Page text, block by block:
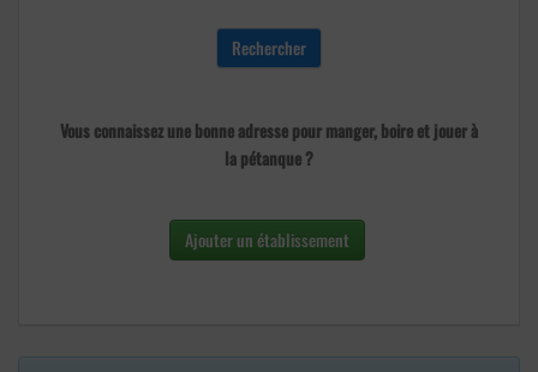
Vous connaissez une bonne adresse pour manger, boire et jouer à
la pétanque ?
Ajouter un établissement